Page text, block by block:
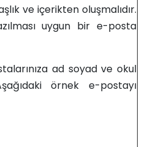
ve içerikten oluşmalıdır.
uygun bir e-posta
ad soyad ve okul
örnek e-postayı